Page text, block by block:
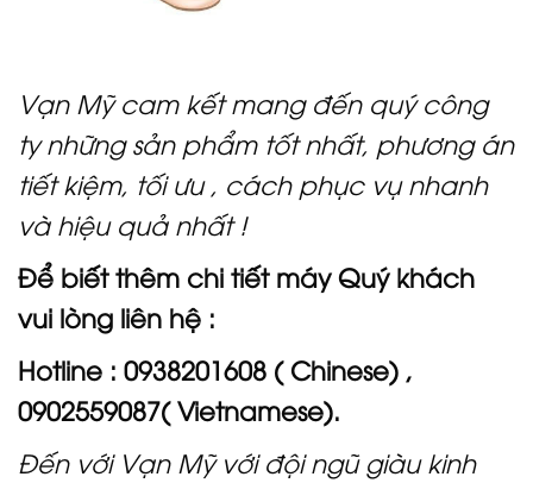
Vạn Mỹ cam kết mang đến quý công
ty những sản phẩm tốt nhất, phương án
tiết kiệm, tối ưu , cách phục vụ nhanh
và hiệu quả nhất !
Để biết thêm chi tiết máy Quý khách
vui lòng liên hệ :
Hotline : 0938201608 ( Chinese) ,
0902559087( Vietnamese).
Đến với Vạn Mỹ với đội ngũ giàu kinh